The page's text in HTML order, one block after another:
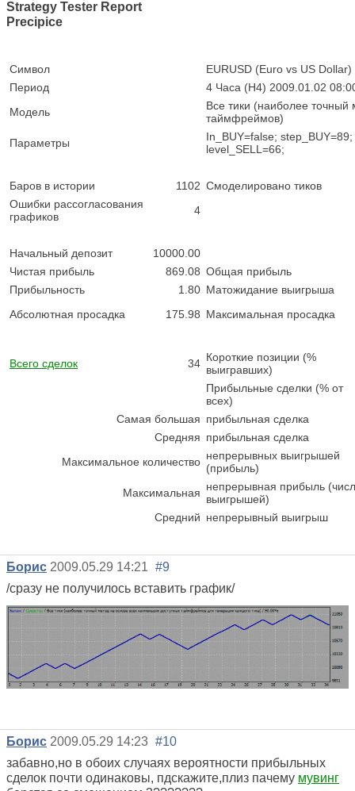
Strategy Tester Report
Precipice
Символ
EURUSD (Euro vs US Dollar)
Период
4 Часа (H4) 2009.01.02
Модель
Все тики (наиболее
таймфреймов)
Параметры
In_BUY=false;
level_SELL=66;
Баров в истории 1102 Смоделировано тиков
Ошибки рассогласования
графиков
4
Начальный депозит
10000.00
Чистая прибыль
869.08 Общая прибыль
Прибыльность
1.80 Матожидание выигрыша
Абсолютная просадка
175.98 Максимальная просадка
Всего сделок 34 Короткие позиции (%
выигравших)
Прибыльные сделки (% от
всех)
Самая большая прибыльная сделка
Средняя прибыльная сделка
Максимальное количество непрерывных выигрышей
(прибыль)
Максимальная непрерывная прибыль
выигрышей)
Средний непрерывный выигрыш
Борис 2009.05.29 14:21 #9
/сразу не получилось вставить график/
Борис 2009.05.29 14:23 #10
забавно,но в обоих случаях вероятности прибыльных
сделок почти одинаковы, пдскажите,плиз пачему мувинг